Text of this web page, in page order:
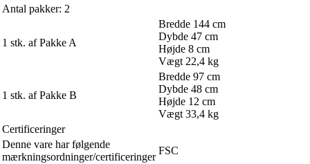
Antal pakker: 2
1 stk. af Pakke A
Bredde 144 cm
Dybde 47 cm
Højde 8 cm
Vægt 22,4 kg
1 stk. af Pakke B
Bredde 97 cm
Dybde 48 cm
Højde 12 cm
Vægt 33,4 kg
Certificeringer
Denne vare har følgende
mærkningsordninger/certificeringer
FSC